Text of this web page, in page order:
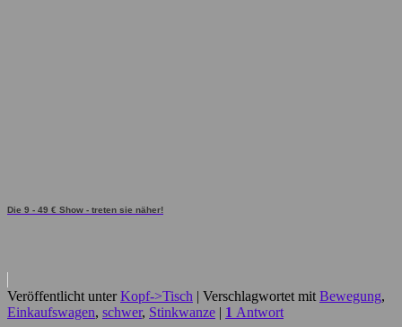
Die 9 - 49 € Show - treten sie näher!
Veröffentlicht unter Kopf->Tisch | Verschlagwortet mit Bewegung,
Einkaufswagen, schwer, Stinkwanze | 1 Antwort